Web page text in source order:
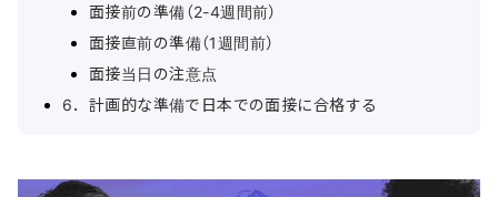
面接前の準備（2-4週間前）
面接直前の準備（1週間前）
面接当日の注意点
6．計画的な準備で日本での面接に合格する